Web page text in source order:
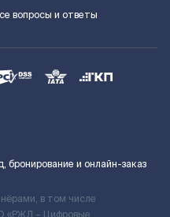
вопросы и ответы
и онлайн-заказ
в том числе